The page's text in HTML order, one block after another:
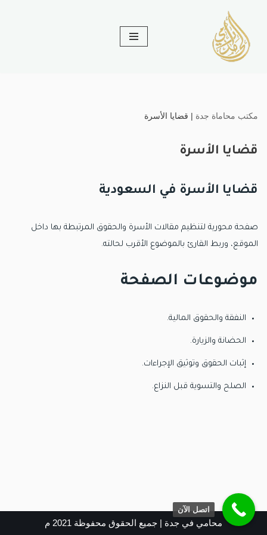
تخطى
إلى
المحتوى
مكتب محاماة جدة | قضايا الأسرة
قضايا الأسرة
قضايا الأسرة في السعودية
صفحة محورية لتنظيم مقالات الأسرة والحقوق المرتبطة بها داخل
الموقع، وربط القارئ بالموضوع الأقرب لحالته.
موضوعات الصفحة
النفقة والحقوق المالية.
الحضانة والزيارة.
إثبات الحقوق وتوثيق الإجراءات.
الصلح والتسوية قبل النزاع.
محامي في جدة | جميع الحقوق محفوظة 2021 م
اتصل الآن